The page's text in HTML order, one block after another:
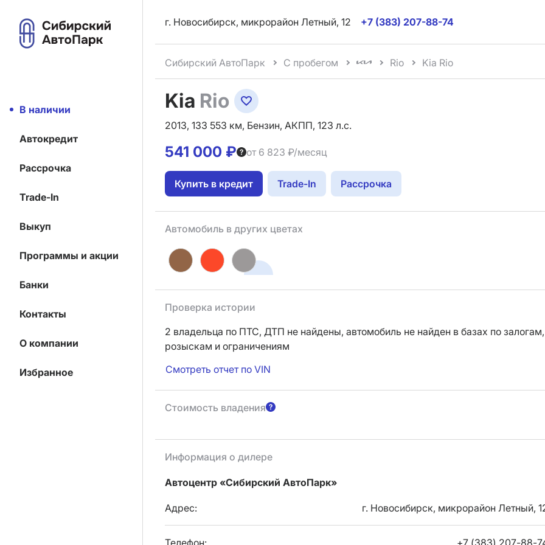
В наличии
Автокредит
Рассрочка
Trade-In
Выкуп
Программы и акции
Банки
Контакты
О компании
Избранное
г. Новосибирск, микрорайон Летный, 12 +7 (383) 207-88-74
Сибирский АвтоПарк С пробегом Rio Kia Rio
Kia Rio
2013, 133 553 км, Бензин, АКПП, 123 л.с.
541 000 ₽ от 6 823 ₽/месяц
Купить в кредит Trade-In Рассрочка
Автомобиль в других цветах
Проверка истории
2 владельца по ПТС, ДТП не найдены, автомобиль не найден в базах по залогам,
розыскам и ограничениям
Смотреть отчет по VIN
Стоимость владения
Информация о дилере
Автоцентр «Сибирский АвтоПарк»
Адрес: г. Новосибирск, микрорайон Летный,
Телефон: +7 (383) 207-88-